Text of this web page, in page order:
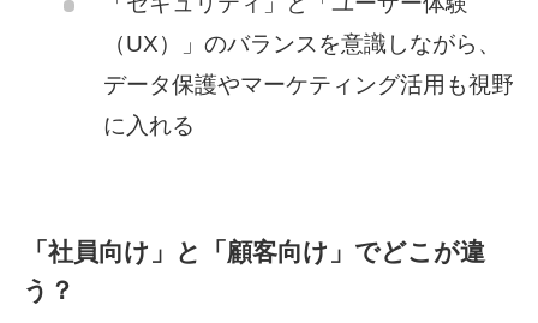
（UX）」のバランスを意識しながら、
データ保護やマーケティング活用も視野
に入れる
「社員向け」と「顧客向け」でどこが違
う？